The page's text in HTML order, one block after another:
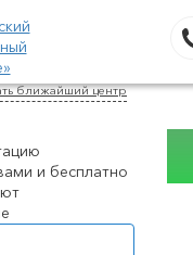
ближайший центр
Консультация
в Усмане
и бесплатно